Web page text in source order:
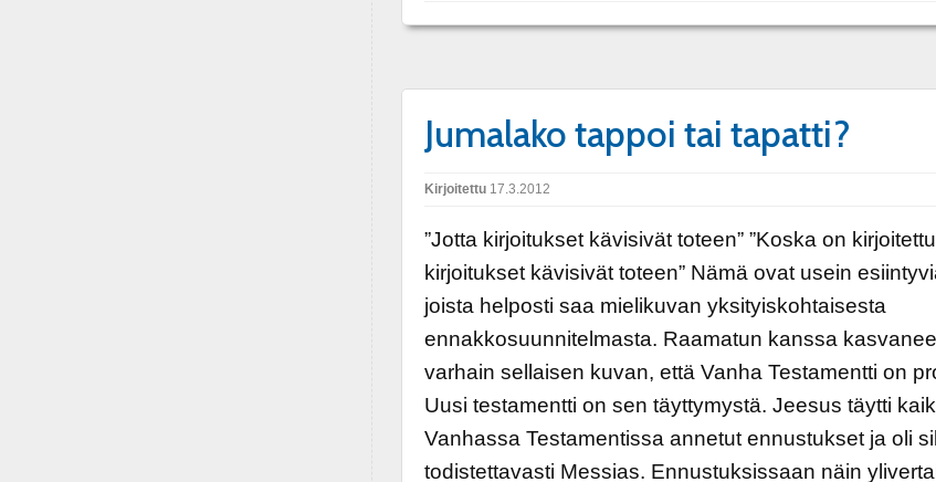
Jumalako tappoi tai tapatti?
Kirjoitettu17.3.2012
”Jotta kirjoitukset kävisivät toteen” ”Koska on
kirjoitukset kävisivät toteen” Nämä ovat usein
joista helposti saa mielikuvan yksityiskohtaisesta
ennakkosuunnitelmasta. Raamatun kanssa
varhain sellaisen kuvan, että Vanha Testamentti on
Uusi testamentti on sen täyttymystä. Jeesus täytti
Vanhassa Testamentissa annetut ennustukset ja oli
todistettavasti Messias. Ennustuksissaan näin